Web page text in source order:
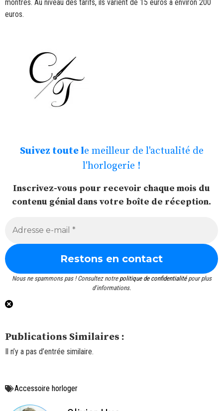
montres. Au niveau des tarifs, ils varient de 15 euros à environ 200
euros.
Suivez toute le meilleur de l'actualité de
l'horlogerie !
Inscrivez-vous pour recevoir chaque mois du
contenu génial dans votre boîte de réception.
Nous ne spammons pas ! Consultez notre politique de confidentialitépour plus
d’informations.
Publications Similaires :
Il n’y a pas d’entrée similaire.
Accessoire horloger